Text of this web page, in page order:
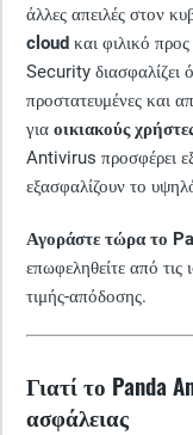
άλλες απειλές στον
cloud και φιλικό
Security διασφαλίζει
προστατευμένες και
για οικιακούς
Antivirus προσφέρει
εξασφαλίζουν το
Αγοράστε τώρα το
επωφεληθείτε από τις
τιμής-απόδοσης.
Γιατί το Panda
ασφάλειας